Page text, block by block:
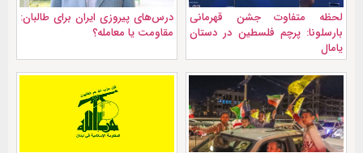
لحظه متفاوت جشن قهرمانی
بارسلونا: پرچم فلسطین در دستان
یامال
درس‌های پیروزی ایران برای طالبان:
مقاومت یا معامله؟